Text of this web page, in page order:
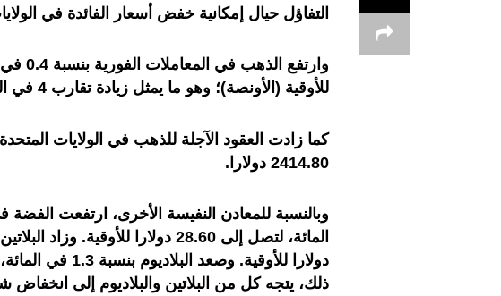
التفاؤل حيال إمكانية خفض أسعار الفائدة في
للأوقية (الأونصة)؛ وهو ما يمثل زيادة تقارب 4 في المائة على أساس شهري.
2414.80 دولارا.
ذلك، يتجه كل من البلاتين والبلاديوم إلى انخفاض